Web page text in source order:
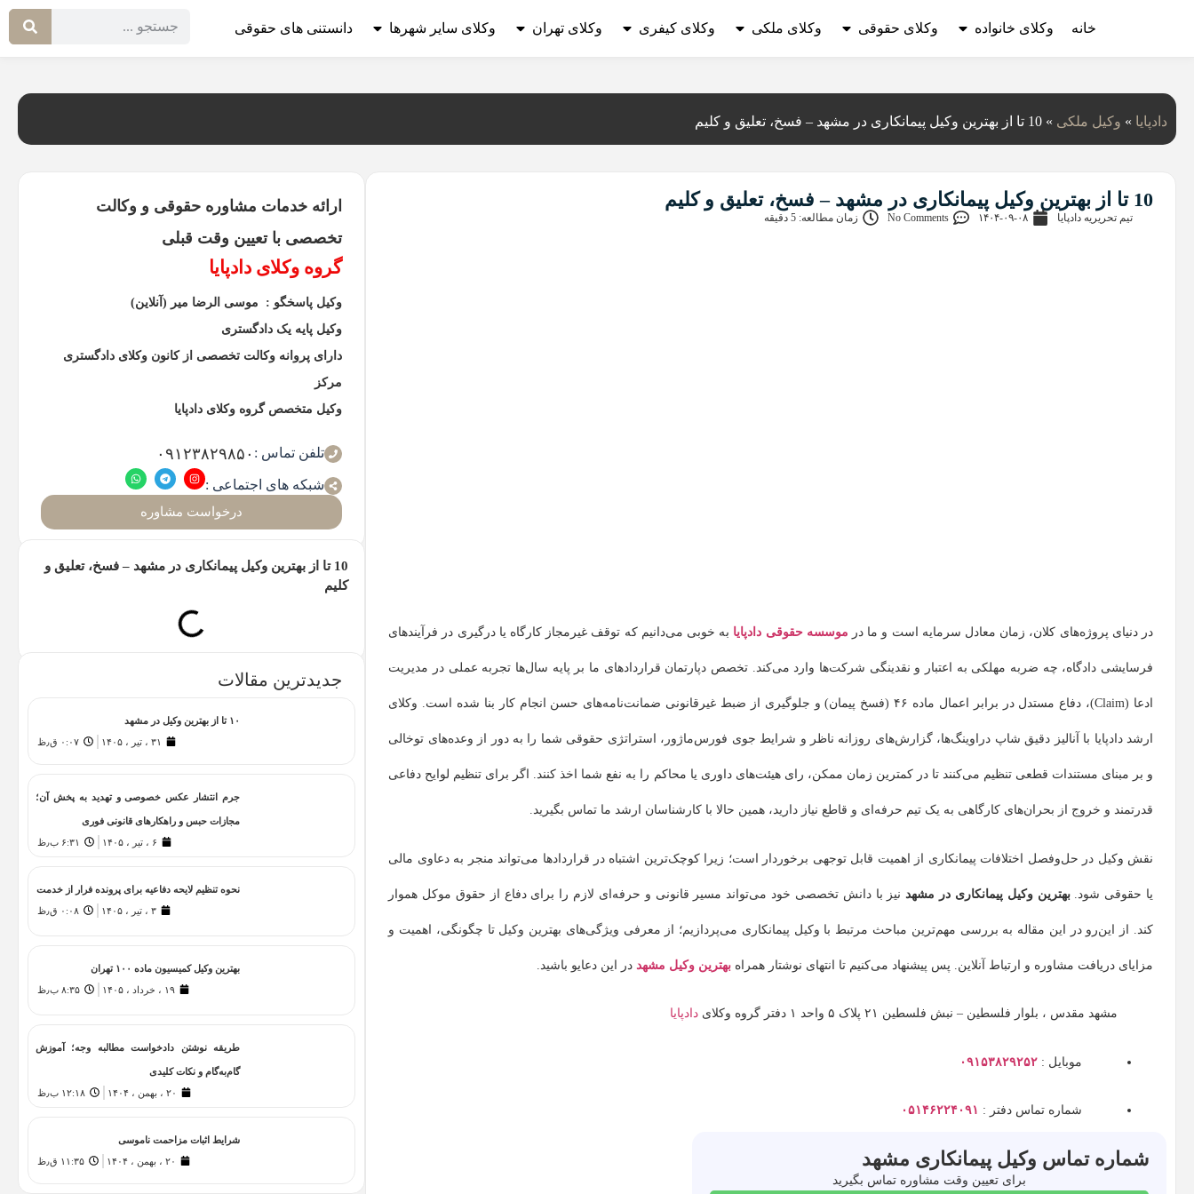
خانه وکلای خانواده وکلای حقوقی وکلای ملکی وکلای کیفری وکلای تهران وکلای سایر شهرها دانستنی های حقوقی
دادپایا » وکیل ملکی » 10 تا از بهترین وکیل پیمانکاری در مشهد – فسخ، تعلیق و کلیم
10 تا از بهترین وکیل پیمانکاری در مشهد – فسخ، تعلیق و کلیم
تیم تحریریه دادپایا ۱۴۰۴-۰۹-۰۸ No Comments زمان مطالعه: 5 دقیقه
در دنیای پروژه‌های کلان، زمان معادل سرمایه است و ما در موسسه حقوقی دادپایا به خوبی می‌دانیم که توقف غیرمجاز کارگاه یا درگیری در فرآیندهای
فرسایشی دادگاه، چه ضربه مهلکی به اعتبار و نقدینگی شرکت‌ها وارد می‌کند. تخصص دپارتمان قراردادهای ما بر پایه سال‌ها تجربه عملی در مدیریت
ادعا (Claim)، دفاع مستدل در برابر اعمال ماده ۴۶ (فسخ پیمان) و جلوگیری از ضبط غیرقانونی ضمانت‌نامه‌های حسن انجام کار بنا شده است. وکلای
ارشد دادپایا با آنالیز دقیق شاپ دراوینگ‌ها، گزارش‌های روزانه ناظر و شرایط جوی فورس‌ماژور، استراتژی حقوقی شما را به دور از وعده‌های توخالی
و بر مبنای مستندات قطعی تنظیم می‌کنند تا در کمترین زمان ممکن، رای هیئت‌های داوری یا محاکم را به نفع شما اخذ کنند. اگر برای تنظیم لوایح دفاعی
قدرتمند و خروج از بحران‌های کارگاهی به یک تیم حرفه‌ای و قاطع نیاز دارید، همین حالا با کارشناسان ارشد ما تماس بگیرید.
نقش وکیل در حل‌وفصل اختلافات پیمانکاری از اهمیت قابل توجهی برخوردار است؛ زیرا کوچک‌ترین اشتباه در قراردادها می‌تواند منجر به دعاوی مالی
یا حقوقی شود.بهترین وکیل پیمانکاری در مشهدنیز با دانش تخصصی خود می‌تواند مسیر قانونی و حرفه‌ای لازم را برای دفاع از حقوق موکل هموار
کند. از این‌رو در این مقاله به بررسی مهم‌ترین مباحث مرتبط با وکیل پیمانکاری می‌پردازیم؛ از معرفی ویژگی‌های بهترین وکیل تا چگونگی، اهمیت و
مزایای دریافت مشاوره و ارتباط آنلاین. پس پیشنهاد می‌کنیم تا انتهای نوشتار همراه بهترین وکیل مشهد در این دعایو باشید.
مشهد مقدس ، بلوار فلسطین – نبش فلسطین ۲۱ پلاک ۵ واحد ۱ دفتر گروه وکلای دادپایا
موبایل : ۰۹۱۵۳۸۲۹۲۵۲
شماره تماس دفتر : ۰۵۱۴۶۲۲۴۰۹۱
شماره تماس وکیل پیمانکاری مشهد
برای تعیین وقت مشاوره تماس بگیرید
ارائه خدمات مشاوره حقوقی و وکالت
تخصصی با تعیین وقت قبلی
گروه وکلای دادپایا
وکیل پاسخگو : موسی الرضا میر (آنلاین)
وکیل پایه یک دادگستری
دارای پروانه وکالت تخصصی از کانون وکلای دادگستری
مرکز
وکیل متخصص گروه وکلای دادپایا
تلفن تماس : ۰۹۱۲۳۸۲۹۸۵۰
شبکه های اجتماعی :
درخواست مشاوره
10 تا از بهترین وکیل پیمانکاری در مشهد – فسخ، تعلیق و
کلیم
جدیدترین مقالات
۱۰ تا از بهترین وکیل در مشهد
۳۱ ، تیر ، ۱۴۰۵
۰:۰۷ ق٫ظ
جرم انتشار عکس خصوصی و تهدید به پخش آن؛
مجازات حبس و راهکارهای قانونی فوری
۶ ، تیر ، ۱۴۰۵
۶:۳۱ ب٫ظ
نحوه تنظیم لایحه دفاعیه برای پرونده فرار از خدمت
۳ ، تیر ، ۱۴۰۵
۰:۰۸ ق٫ظ
بهترین وکیل کمیسیون ماده ۱۰۰ تهران
۱۹ ، خرداد ، ۱۴۰۵
۸:۳۵ ب٫ظ
طریقه نوشتن دادخواست مطالبه وجه؛ آموزش
گام‌به‌گام و نکات کلیدی
۲۰ ، بهمن ، ۱۴۰۴
۱۲:۱۸ ب٫ظ
شرایط اثبات مزاحمت ناموسی
۲۰ ، بهمن ، ۱۴۰۴
۱۱:۳۵ ق٫ظ